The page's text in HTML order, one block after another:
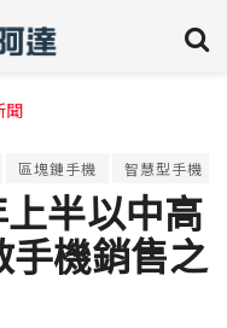
聞
區塊鏈手機 智慧型手機
半以中高
手機銷售之